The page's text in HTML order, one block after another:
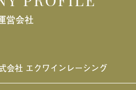
営会社
会社 エクワインレーシング